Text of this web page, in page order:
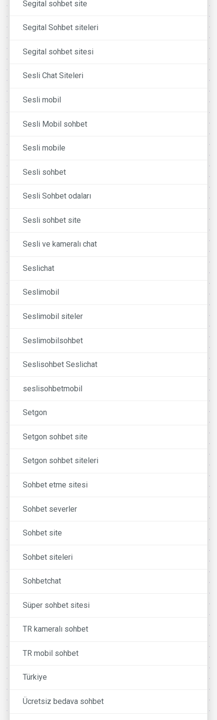
Segital sohbet site
Segital Sohbet siteleri
Segital sohbet sitesi
Sesli Chat Siteleri
Sesli mobil
Sesli Mobil sohbet
Sesli mobile
Sesli sohbet
Sesli Sohbet odaları
Sesli sohbet site
Sesli ve kameralı chat
Seslichat
Seslimobil
Seslimobil siteler
Seslimobilsohbet
Seslisohbet Seslichat
seslisohbetmobil
Setgon
Setgon sohbet site
Setgon sohbet siteleri
Sohbet etme sitesi
Sohbet severler
Sohbet site
Sohbet siteleri
Sohbetchat
Süper sohbet sitesi
TR kameralı sohbet
TR mobil sohbet
Türkiye
Ücretsiz bedava sohbet